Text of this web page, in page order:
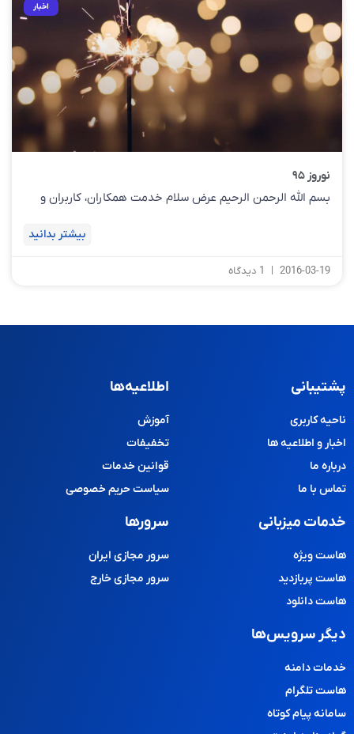
اخبار
نوروز ۹۵
بسم الله الرحمن الرحیم عرض سلام خدمت همکاران، کاربران و
بیشتر بدانید
2016-03-19
پشتیبانی
ناحیه کاربری
اخبار و اطلاعیه ها
درباره ما
تماس با ما
اطلاعیه‌ها
آموزش
تخفیفات
قوانین خدمات
سیاست حریم خصوصی
خدمات میزبانی
هاست ویژه
هاست پربازدید
هاست دانلود
سرورها
سرور مجازی ایران
سرور مجازی خارج
دیگر سرویس‌ها
خدمات دامنه
هاست تلگرام
سامانه پیام کوتاه